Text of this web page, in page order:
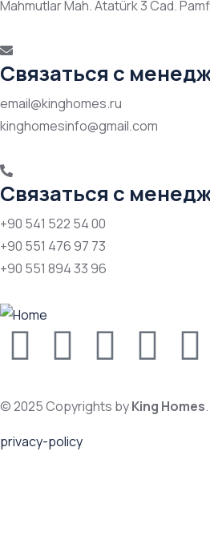
Mahmutlar Mah. Atatürk 3 Cad.
Связаться с
email@kinghomes.ru
kinghomesinfo@gmail.com
Связаться с
+90 541 522 54 00
+90 551 476 97 73
+90 551 894 33 96
© 2025 Copyrights byKing Homes
privacy-policy